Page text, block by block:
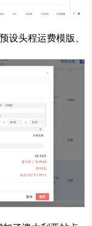
设头程运费模版、